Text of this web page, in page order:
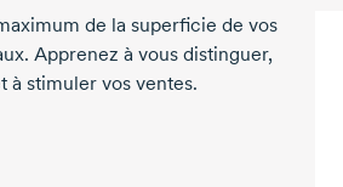
de la superficie de vos
Apprenez à vous distinguer,
à stimuler vos ventes.